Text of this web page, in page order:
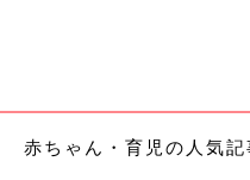
赤ちゃん・育児の人気